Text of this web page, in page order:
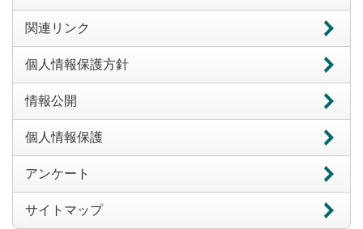
関連リンク
個人情報保護方針
情報公開
個人情報保護
アンケート
サイトマップ